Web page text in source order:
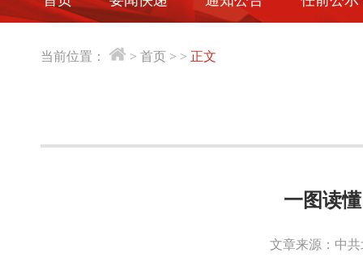
当前位置： > 首页 > > 正文
一图读
文章来源：中